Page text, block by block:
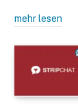
mehr lesen